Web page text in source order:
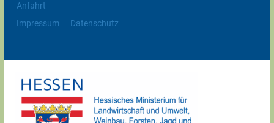
Anfahrt
Impressum
Datenschutz